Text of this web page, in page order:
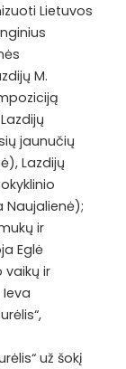
Lietuvos
M.
jaunučių
Lazdijų
Naujalienė);
ir
Eglė
vaikų ir
už šokį